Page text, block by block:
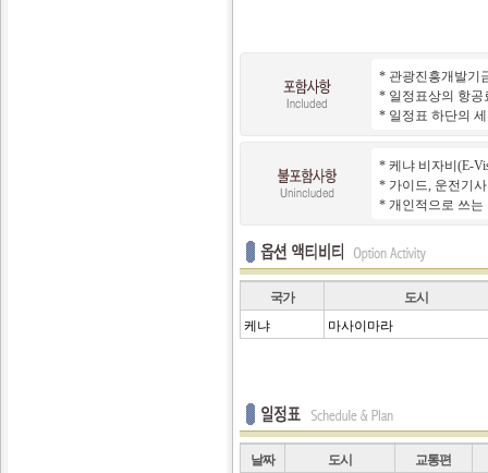
* 관광진흥개발기
* 일정표상의 항공
* 일정표 하단의
* 케냐 비자비(E-
* 가이드, 운전기
* 개인적으로 쓰는
국가
도시
케냐
마사이마라
날짜 도시
교통편